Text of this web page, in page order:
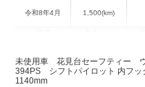
令和8年4月 1,500(km)
広島県
W:2,460
未使用車 花見台セーフティー
394PS シフトパイロット 内フ
1140mm